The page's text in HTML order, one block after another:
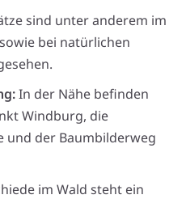
sind unter anderem im
bei natürlichen
In der Nähe befinden
Windburg, die
und der Baumbilderweg
im Wald steht ein